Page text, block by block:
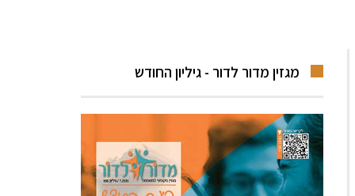
מגזין מדור לדור - גיליון החודש